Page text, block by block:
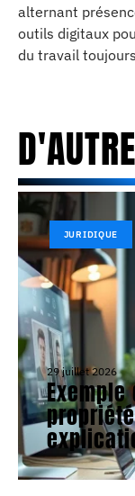
alternant
outils digitaux
du travail
JURIDIQUE
29 juillet 2026